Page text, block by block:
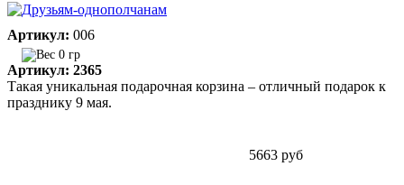
Артикул: 006
0 гр
Артикул: 2365
Такая уникальная подарочная корзина – отличный подарок к
празднику 9 мая.
5663 руб